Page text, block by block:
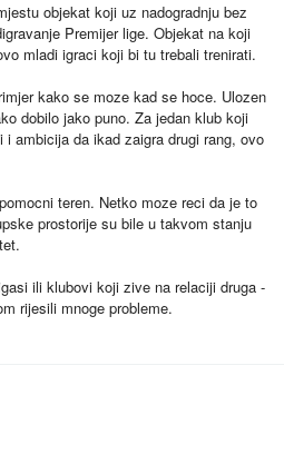
objekat koji uz nadogradnju bez
Premijer lige. Objekat na koji
mladi igraci koji bi tu trebali trenirati.
kako se moze kad se hoce. Ulozen
dobilo jako puno. Za jedan klub koji
ambicija da ikad zaigra drugi rang, ovo
teren. Netko moze reci da je to
prostorije su bile u takvom stanju
ili klubovi koji zive na relaciji druga -
rijesili mnoge probleme.